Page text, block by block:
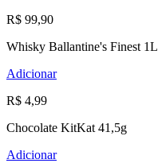
R$ 99,90
Whisky Ballantine's Finest 1L
Adicionar
R$ 4,99
Chocolate KitKat 41,5g
Adicionar